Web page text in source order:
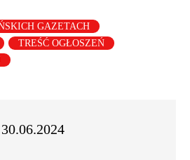
GAZETACH
TREŚĆ OGŁOSZEŃ
30.06.2024